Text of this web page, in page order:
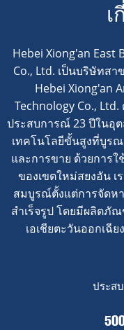
เ
Hebei Xiong'an East
Co., Ltd. เป็นบริษัทส
Hebei Xiong'an
Technology Co.,
ประสบการณ์ 23 ปีในอุ
เทคโนโลยีขั้นสูงที่บูร
และการขาย ด้วยการ
ของเขตใหม่สยงอัน
สมบูรณ์ตั้งแต่การจัดห
สำเร็จรูป โดยมีผลิตภั
เอเชียตะวันออกเฉี
ประส